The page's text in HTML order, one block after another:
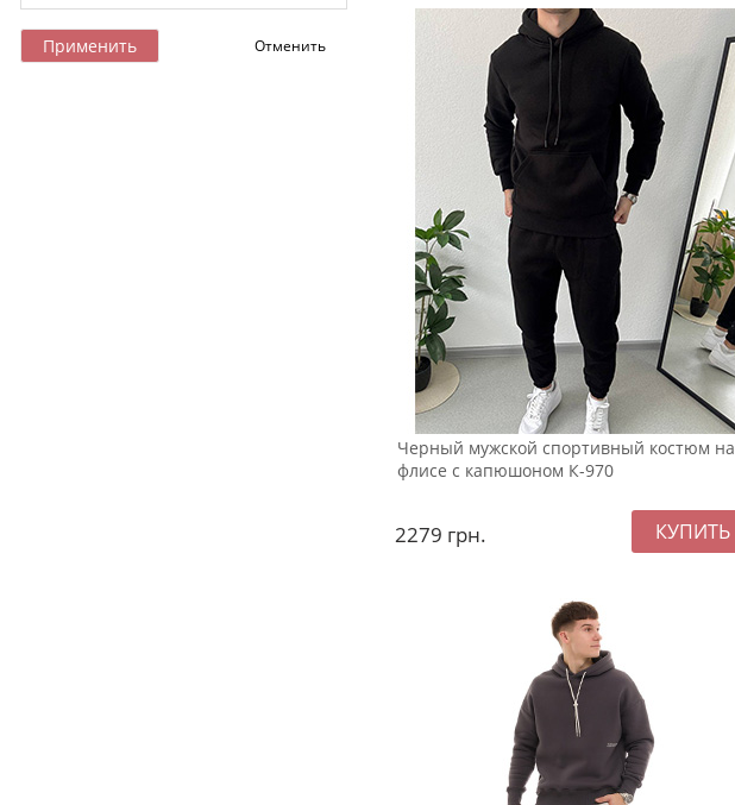
Черный мужской спортивный костюм на
флисе с капюшоном К-970
2279 грн.